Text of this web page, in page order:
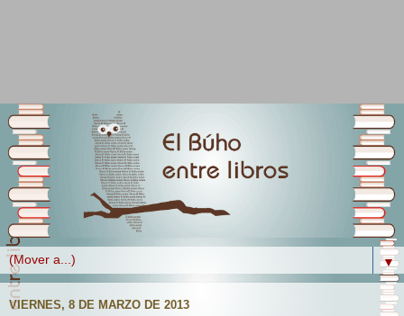
▼
VIERNES, 8 DE MARZO DE 2013